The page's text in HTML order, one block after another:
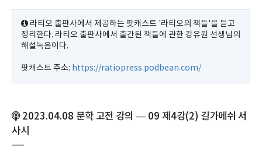
라티오 출판사에서 제공하는 팟캐스트 '라티오의 책들'을 듣고
정리한다. 라티오 출판사에서 출간된 책들에 관한 강유원 선생님의
해설녹음이다.
팟캐스트 주소: https://ratiopress.podbean.com/
2023.04.08 문학 고전 강의 — 09 제4강(2) 길가메쉬 서
사시